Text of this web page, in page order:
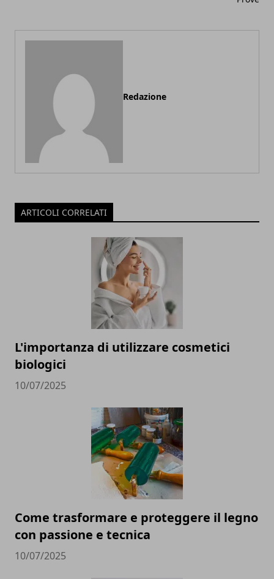
Redazione
ARTICOLI CORRELATI
L'importanza di utilizzare cosmetici
biologici
10/07/2025
Come trasformare e proteggere il legno
con passione e tecnica
10/07/2025